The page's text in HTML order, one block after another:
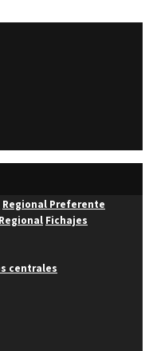
Regional Preferente
Fichajes
centrales